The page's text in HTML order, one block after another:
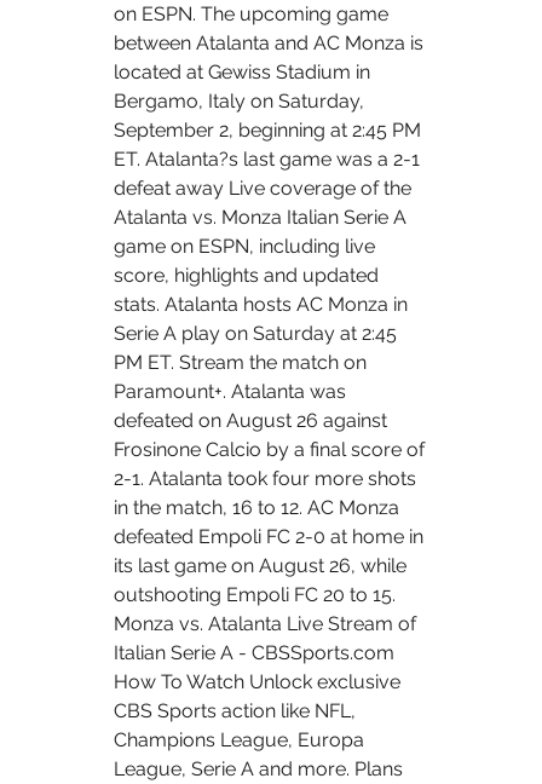
on ESPN. The upcoming game
between Atalanta and AC Monza is
located at Gewiss Stadium in
Bergamo, Italy on Saturday,
September 2, beginning at 2:45 PM
ET. Atalanta?s last game was a 2-1
defeat away Live coverage of the
Atalanta vs. Monza Italian Serie A
game on ESPN, including live
score, highlights and updated
stats. Atalanta hosts AC Monza in
Serie A play on Saturday at 2:45
PM ET. Stream the match on
Paramount+. Atalanta was
defeated on August 26 against
Frosinone Calcio by a final score of
2-1. Atalanta took four more shots
in the match, 16 to 12. AC Monza
defeated Empoli FC 2-0 at home in
its last game on August 26, while
outshooting Empoli FC 20 to 15.
Monza vs. Atalanta Live Stream of
Italian Serie A - CBSSports.com
How To Watch Unlock exclusive
CBS Sports action like NFL,
Champions League, Europa
League, Serie A and more. Plans